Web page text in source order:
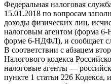
Федеральная налоговая
15.01.2018 по вопросам
доходы физических лиц,
налоговым агентом (форма
форме 6-НДФЛ), и сообщает
В соответствии с абзацем
Налогового кодекса
налоговые агенты —
пункте 1 статьи 226